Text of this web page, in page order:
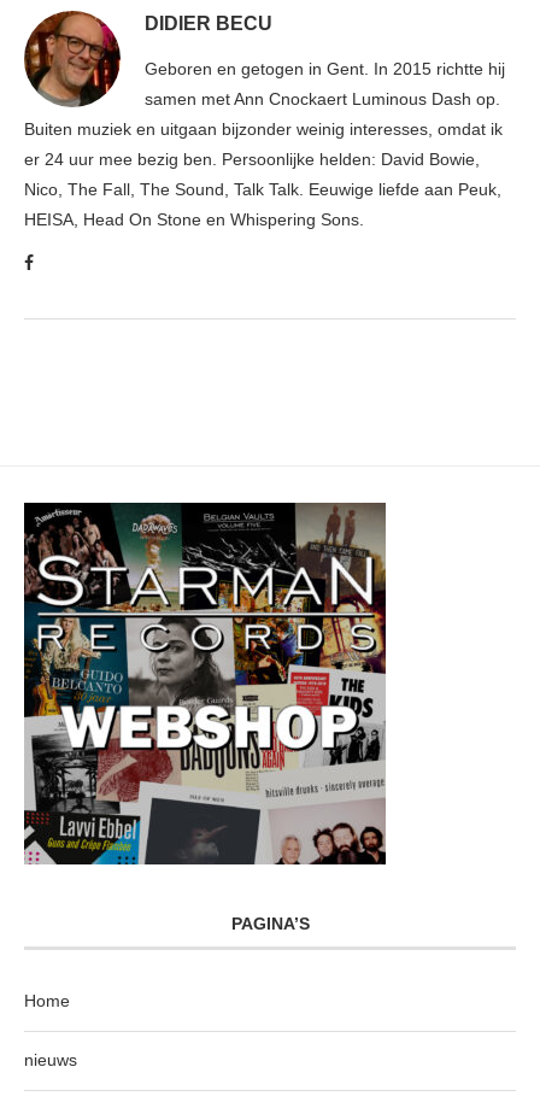
DIDIER BECU
Geboren en getogen in Gent. In 2015 richtte hij
samen met Ann Cnockaert Luminous Dash op.
Buiten muziek en uitgaan bijzonder weinig interesses, omdat ik
er 24 uur mee bezig ben. Persoonlijke helden: David Bowie,
Nico, The Fall, The Sound, Talk Talk. Eeuwige liefde aan Peuk,
HEISA, Head On Stone en Whispering Sons.
PAGINA’S
Home
nieuws